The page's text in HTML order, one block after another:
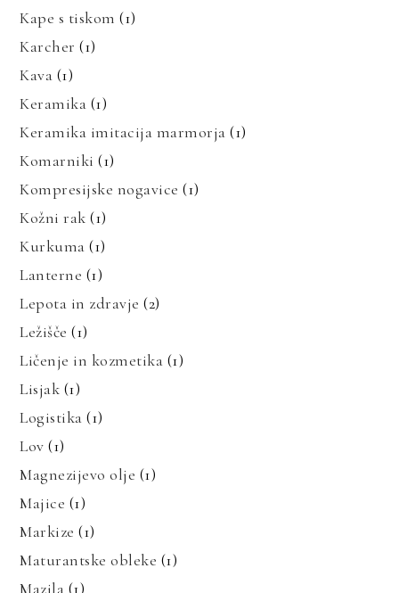
Kape s tiskom (1)
Karcher (1)
Kava (1)
Keramika (1)
Keramika imitacija marmorja (1)
Komarniki (1)
Kompresijske nogavice (1)
Kožni rak (1)
Kurkuma (1)
Lanterne (1)
Lepota in zdravje (2)
Ležišče (1)
Ličenje in kozmetika (1)
Lisjak (1)
Logistika (1)
Lov (1)
Magnezijevo olje (1)
Majice (1)
Markize (1)
Maturantske obleke (1)
Mazila (1)